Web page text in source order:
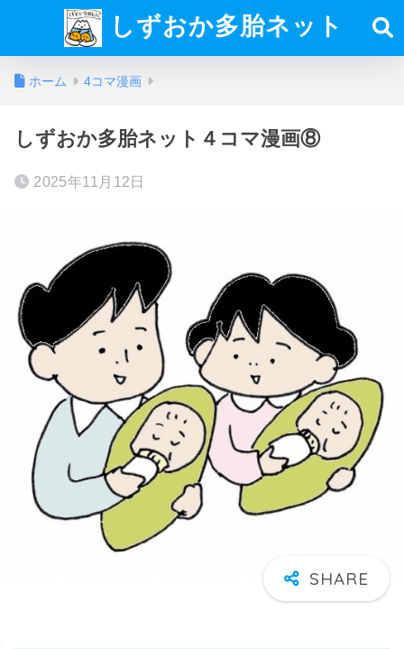
しずおか多胎ネット
ホーム 4コマ漫画
しずおか多胎ネット４コマ漫画⑧
2025年11月12日